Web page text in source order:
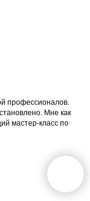
профессионалов.
Мне как
мастер-класс по